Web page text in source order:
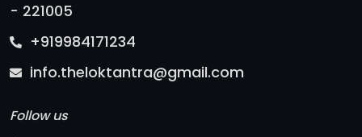
- 221005
+919984171234
info.theloktantra@gmail.com
Follow us